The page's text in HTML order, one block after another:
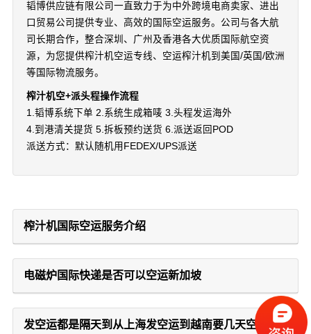
韬博供应链有限公司一直致力于为中外跨境电商卖家、进出
口贸易公司提供专业、高效的国际空运服务。公司与各大航
司长期合作，整合深圳、广州及香港各大优质国际航空资
源，为您提供榨汁机空运专线、空运榨汁机到美国/英国/欧洲
等国际物流服务。
榨汁机空+派头程操作流程
1.韬博系统下单 2.系统生成箱唛 3.头程发运海外
4.到港清关提货 5.拆板预约送货 6.派送返回POD
派送方式：默认随机用FEDEX/UPS派送
榨汁机国际空运服务介绍
电磁炉国际快递是否可以空运新加坡
发空运都是隔天到从上海发空运到越南要几天空运龙